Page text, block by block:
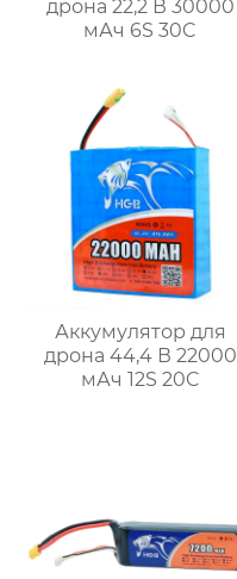
дрона 22,2 В 30000
мАч 6S 30C
Аккумулятор для
дрона 44,4 В 22000
мАч 12S 20C